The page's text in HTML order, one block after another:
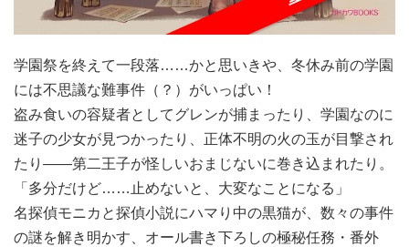
学園祭を終えて一段落……かと思いきや、冬休み前の学園
には不思議な難事件（？）がいっぱい！
盗み食いの容疑者としてグレンが捕まったり、学園なのに
迷子の少女が見つかったり、正体不明の火の玉が目撃され
たり――第二王子が怪しいおまじないに巻き込まれたり。
「多分だけど……止めないと、大変なことになる」
名探偵モニカと探偵小説にハマり中の黒猫が、数々の事件
の謎を解き明かす、オール書き下ろしの極秘任務・番外